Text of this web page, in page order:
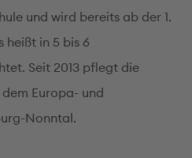
und wird bereits ab der 1.
heißt in 5 bis 6
Seit 2013 pflegt die
Europa- und
Nonntal.